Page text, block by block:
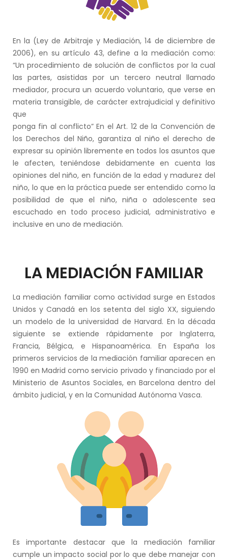
En la (Ley de Arbitraje y Mediación, 14 de diciembre de
2006), en su artículo 43, define a la mediación como:
“Un procedimiento de solución de conflictos por la cual
las partes, asistidas por un tercero neutral llamado
mediador, procura un acuerdo voluntario, que verse en
materia transigible, de carácter extrajudicial y definitivo
que
ponga fin al conflicto” En el Art. 12 de la Convención de
los Derechos del Niño, garantiza al niño el derecho de
expresar su opinión libremente en todos los asuntos que
le afecten, teniéndose debidamente en cuenta las
opiniones del niño, en función de la edad y madurez del
niño, lo que en la práctica puede ser entendido como la
posibilidad de que el niño, niña o adolescente sea
escuchado en todo proceso judicial, administrativo e
inclusive en uno de mediación.
LA MEDIACIÓN FAMILIAR
La mediación familiar como actividad surge en Estados
Unidos y Canadá en los setenta del siglo XX, siguiendo
un modelo de la universidad de Harvard. En la década
siguiente se extiende rápidamente por Inglaterra,
Francia, Bélgica, e Hispanoamérica. En España los
primeros servicios de la mediación familiar aparecen en
1990 en Madrid como servicio privado y financiado por el
Ministerio de Asuntos Sociales, en Barcelona dentro del
ámbito judicial, y en la Comunidad Autónoma Vasca.
Es importante destacar que la mediación familiar
cumple un impacto social por lo que debe manejar con